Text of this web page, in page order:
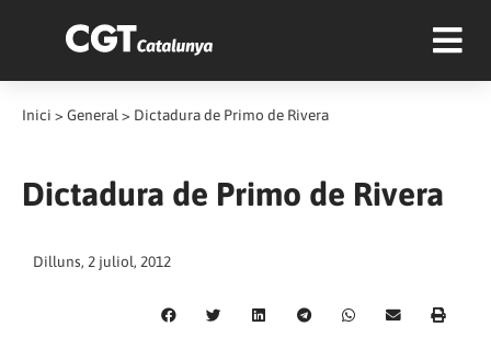
Inici > General > Dictadura de Primo de Rivera
Dictadura de Primo de Rivera
Dilluns, 2 juliol, 2012